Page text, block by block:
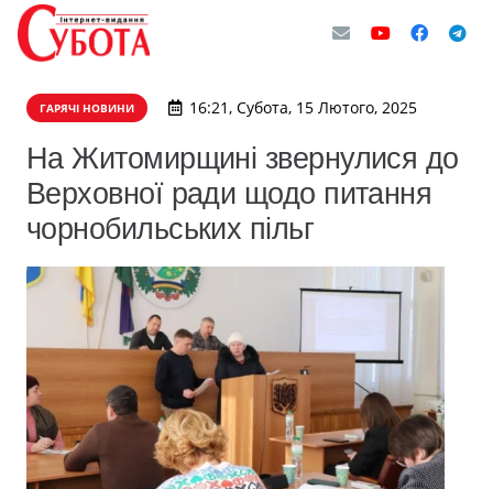
ГАРЯЧІ НОВИНИ 16:21, Субота, 15 Лютого, 2025
На Житомирщині звернулися до
Верховної ради щодо питання
чорнобильських пільг